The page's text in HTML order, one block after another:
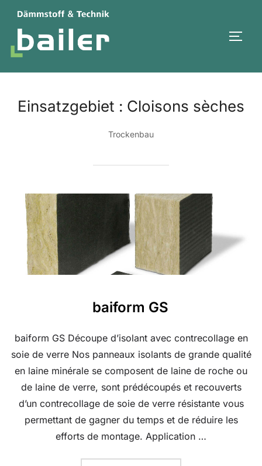
contenu
Einsatzgebiet : Cloisons sèches
Trockenbau
baiform GS
baiform GS Découpe d’isolant avec contrecollage en
soie de verre Nos panneaux isolants de grande qualité
en laine minérale se composent de laine de roche ou
de laine de verre, sont prédécoupés et recouverts
d’un contrecollage de soie de verre résistante vous
permettant de gagner du temps et de réduire les
efforts de montage. Application …